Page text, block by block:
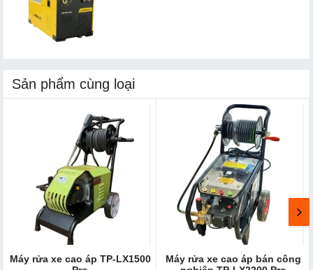
Sản phẩm cùng loại
Máy rửa xe cao áp TP-LX1500
Máy rửa xe cao áp bán công